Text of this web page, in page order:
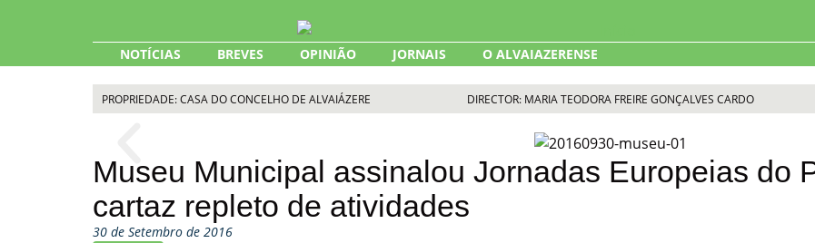
NOTÍCIAS BREVES OPINIÃO JORNAIS O ALVAIAZERENSE
PROPRIEDADE: CASA DO CONCELHO DE ALVAIÁZERE DIRECTOR: MARIA TEODORA FREIRE GONÇALVES CARDO
Museu Municipal assinalou Jornadas Europeias do
cartaz repleto de atividades
30 de Setembro de 2016